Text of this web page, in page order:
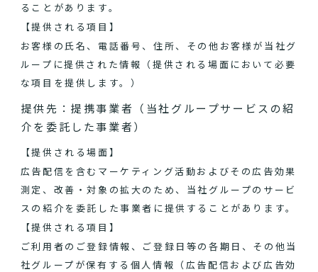
ることがあります。
【提供される項目】
お客様の氏名、電話番号、住所、その他お客様が当社グ
ループに提供された情報（提供される場面において必要
な項目を提供します。）
提供先：提携事業者（当社グループサービスの紹
介を委託した事業者）
【提供される場面】
広告配信を含むマーケティング活動およびその広告効果
測定、改善・対象の拡大のため、当社グループのサービ
スの紹介を委託した事業者に提供することがあります。
【提供される項目】
ご利用者のご登録情報、ご登録日等の各期日、その他当
社グループが保有する個人情報（広告配信および広告効